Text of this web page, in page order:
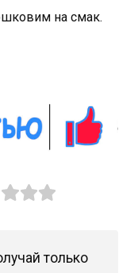
на смак.
только